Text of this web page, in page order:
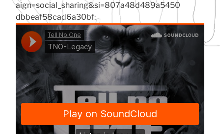
aign=social_sharing&si=807a48d489a5450
dbbeaf58cad6a30bf: